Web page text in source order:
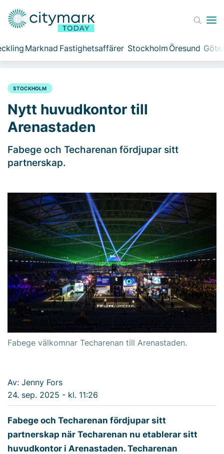
Marknad Fastighetsaffärer Stockholm Öresund
STOCKHOLM
Nytt huvudkontor till
Arenastaden
Fabege och Techarenan fördjupar sitt
partnerskap.
Fabege välkomnar Techarenan till Arenastaden.
Av: Jenny Fors
24. sep. 2025 - kl. 11:26
Fabege och Techarenan fördjupar sitt
partnerskap när Techarenan nu etablerar sitt
huvudkontor i Arenastaden. Techarenan